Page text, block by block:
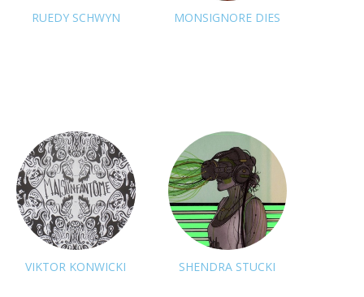
RUEDY SCHWYN MONSIGNORE DIES
VIKTOR KONWICKI SHENDRA STUCKI